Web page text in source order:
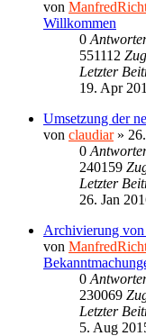
von
Willkommen
0
551112
Letzter
19. Apr
Umsetzung der
von claudiar»
0
240159
Letzter
26. Jan
Archivierung
von
0
230069
Letzter
5. Aug